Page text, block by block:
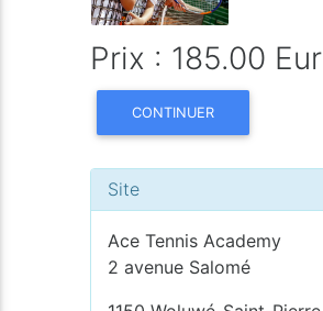
Prix : 185.00 Eur
CONTINUER
Site
Ace Tennis Academy
2 avenue Salomé